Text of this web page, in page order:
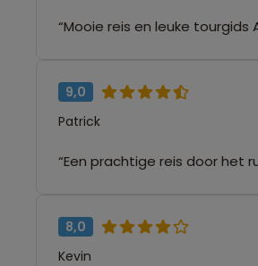
“Mooie reis en leuke
9,0
Patrick
“Een prachtige reis door het
8,0
Kevin